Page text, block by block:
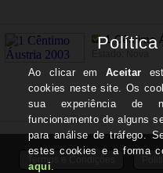
1 Cêntimo
Termos e Condições